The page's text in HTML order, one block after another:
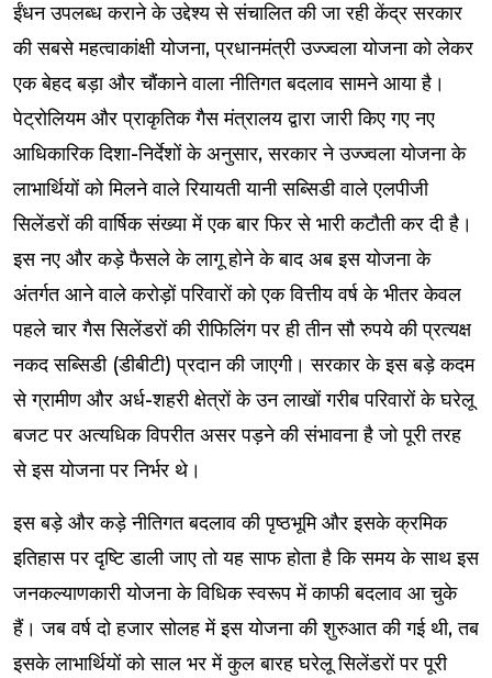
ईंधन उपलब्ध कराने के उद्देश्य से संचालित की जा रही केंद्र सरकार
की सबसे महत्वाकांक्षी योजना, प्रधानमंत्री उज्ज्वला योजना को लेकर
एक बेहद बड़ा और चौंकाने वाला नीतिगत बदलाव सामने आया है।
पेट्रोलियम और प्राकृतिक गैस मंत्रालय द्वारा जारी किए गए नए
आधिकारिक दिशा-निर्देशों के अनुसार, सरकार ने उज्ज्वला योजना के
लाभार्थियों को मिलने वाले रियायती यानी सब्सिडी वाले एलपीजी
सिलेंडरों की वार्षिक संख्या में एक बार फिर से भारी कटौती कर दी है।
इस नए और कड़े फैसले के लागू होने के बाद अब इस योजना के
अंतर्गत आने वाले करोड़ों परिवारों को एक वित्तीय वर्ष के भीतर केवल
पहले चार गैस सिलेंडरों की रीफिलिंग पर ही तीन सौ रुपये की प्रत्यक्ष
नकद सब्सिडी (डीबीटी) प्रदान की जाएगी। सरकार के इस बड़े कदम
से ग्रामीण और अर्ध-शहरी क्षेत्रों के उन लाखों गरीब परिवारों के घरेलू
बजट पर अत्यधिक विपरीत असर पड़ने की संभावना है जो पूरी तरह
से इस योजना पर निर्भर थे।
इस बड़े और कड़े नीतिगत बदलाव की पृष्ठभूमि और इसके क्रमिक
इतिहास पर दृष्टि डाली जाए तो यह साफ होता है कि समय के साथ इस
जनकल्याणकारी योजना के विधिक स्वरूप में काफी बदलाव आ चुके
हैं। जब वर्ष दो हजार सोलह में इस योजना की शुरुआत की गई थी, तब
इसके लाभार्थियों को साल भर में कुल बारह घरेलू सिलेंडरों पर पूरी